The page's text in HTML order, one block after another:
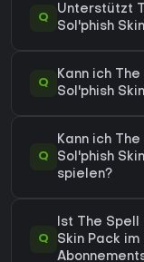
Q
Unterstützt
Sol'phish
Q
Kann ich
Sol'phish
Q
Kann ich
Sol'phish
spielen?
Q
Ist The
Skin Pack